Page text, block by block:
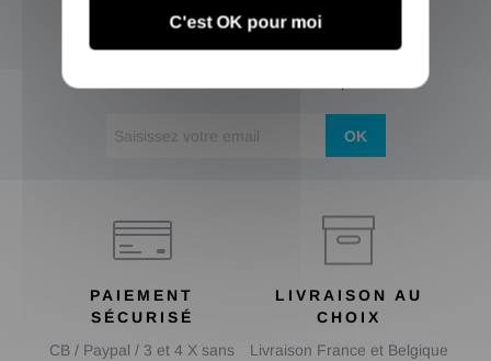
NEWSLETTER
OK
PAIEMENT
SÉCURISÉ
CB / Paypal / 3 et 4 X sans
LIVRAISON AU
CHOIX
Livraison France et Belgique
C'est OK pour moi